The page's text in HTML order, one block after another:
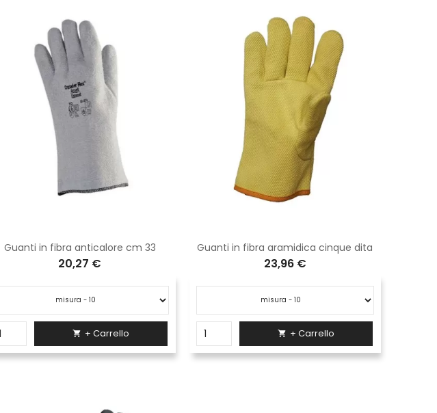
Guanti in fibra anticalore cm 33
20,27 €
 + Carrello
Guanti in fibra aramidica cinque dita
23,96 €
 + Carrello